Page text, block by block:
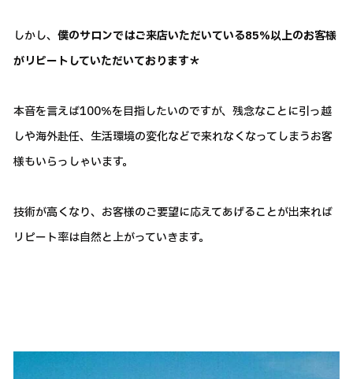
しかし、 僕のサロンではご来店いただいている85％以上のお客様
がリピートしていただいております＊
本音を言えば100％を目指したいのですが、残念なことに引っ越
しや海外赴任、生活環境の変化などで来れなくなってしまうお客
様もいらっしゃいます。
技術が高くなり、お客様のご要望に応えてあげることが出来れば
リピート率は自然と上がっていきます。